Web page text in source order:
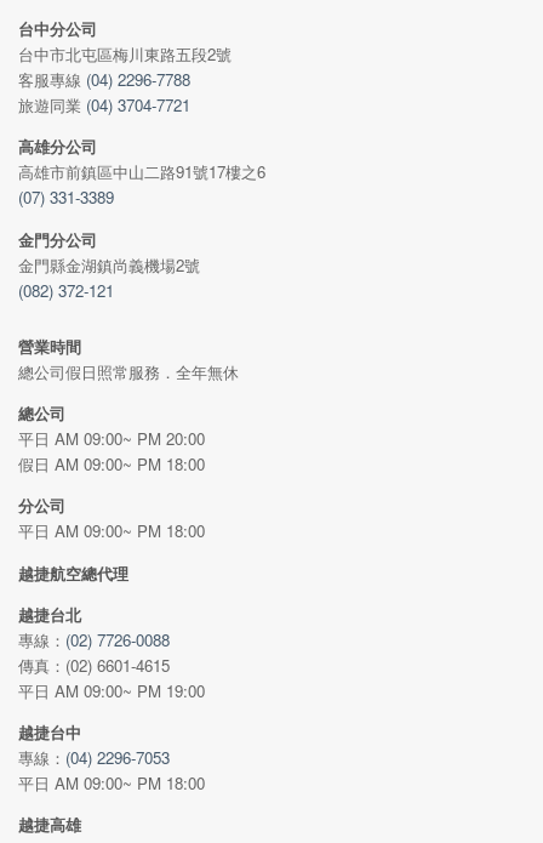
台中分公司
台中市北屯區梅川東路五段2號
客服專線 (04) 2296-7788
旅遊同業 (04) 3704-7721
高雄分公司
高雄市前鎮區中山二路91號17樓之6
(07) 331-3389
金門分公司
金門縣金湖鎮尚義機場2號
(082) 372-121
營業時間
總公司假日照常服務．全年無休
總公司
平日 AM 09:00~ PM 20:00
假日 AM 09:00~ PM 18:00
分公司
平日 AM 09:00~ PM 18:00
越捷航空總代理
越捷台北
專線： (02) 7726-0088
傳真：(02) 6601-4615
平日 AM 09:00~ PM 19:00
越捷台中
專線： (04) 2296-7053
平日 AM 09:00~ PM 18:00
越捷高雄